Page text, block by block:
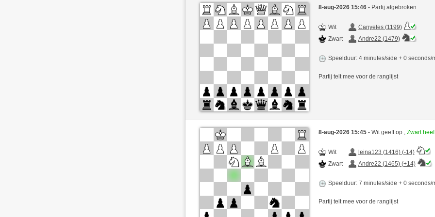
8-aug-2026 15:46 - Partij afgebroken
Wit
Canyeles (1199)
Zwart
Andre22 (1479)
Speelduur: 4 minutes/side + 0 seconds/
Partij telt mee voor de ranglijst
8-aug-2026 15:45 - Wit geeft op , Zwart
Wit
leina123 (1416) (-14)
Zwart
Andre22 (1465) (+14)
Speelduur: 7 minutes/side + 0 seconds/
Partij telt mee voor de ranglijst